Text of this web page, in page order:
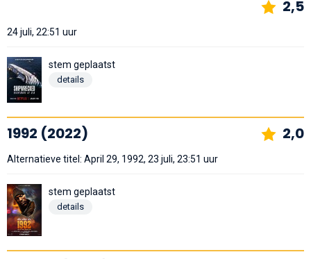
2,5
24 juli, 22:51 uur
stem geplaatst
details
1992 (2022) 2,0
Alternatieve titel: April 29, 1992, 23 juli, 23:51 uur
stem geplaatst
details